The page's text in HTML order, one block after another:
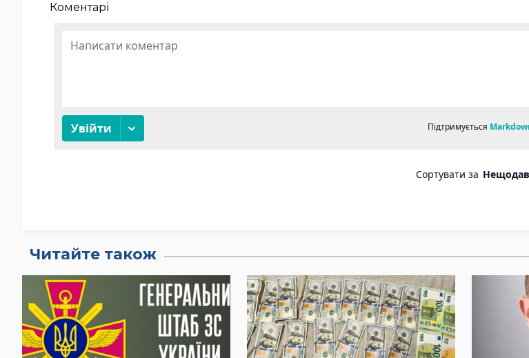
Коментарі
Читайте також